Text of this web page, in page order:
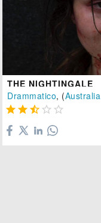
THE NIGHTINGALE
Drammatico, (Australia
    